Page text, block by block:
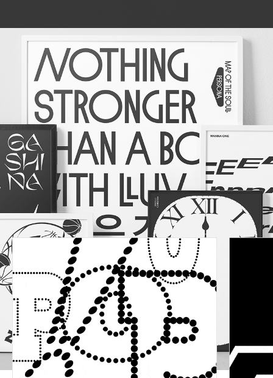
이번 클래스에서는
6개의 미니 예제를 통해
9개의 타이포그래피
포스터를 완성해 봅니다.
타이포그래피 표현법
미니 실습 예제